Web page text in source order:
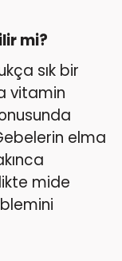
mi?
sık bir
vitamin
elma
mide